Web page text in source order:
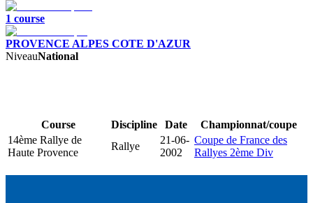
1 course
PROVENCE ALPES COTE D'AZUR
NiveauNational
Course Discipline Date
Championnat/coupe
14ème Rallye de
Haute Provence
Rallye
21-06-
2002
Coupe de France des
Rallyes 2ème Div